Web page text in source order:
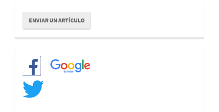
Enviar
un
artículo
ENVIAR UN ARTÍCULO
Redes